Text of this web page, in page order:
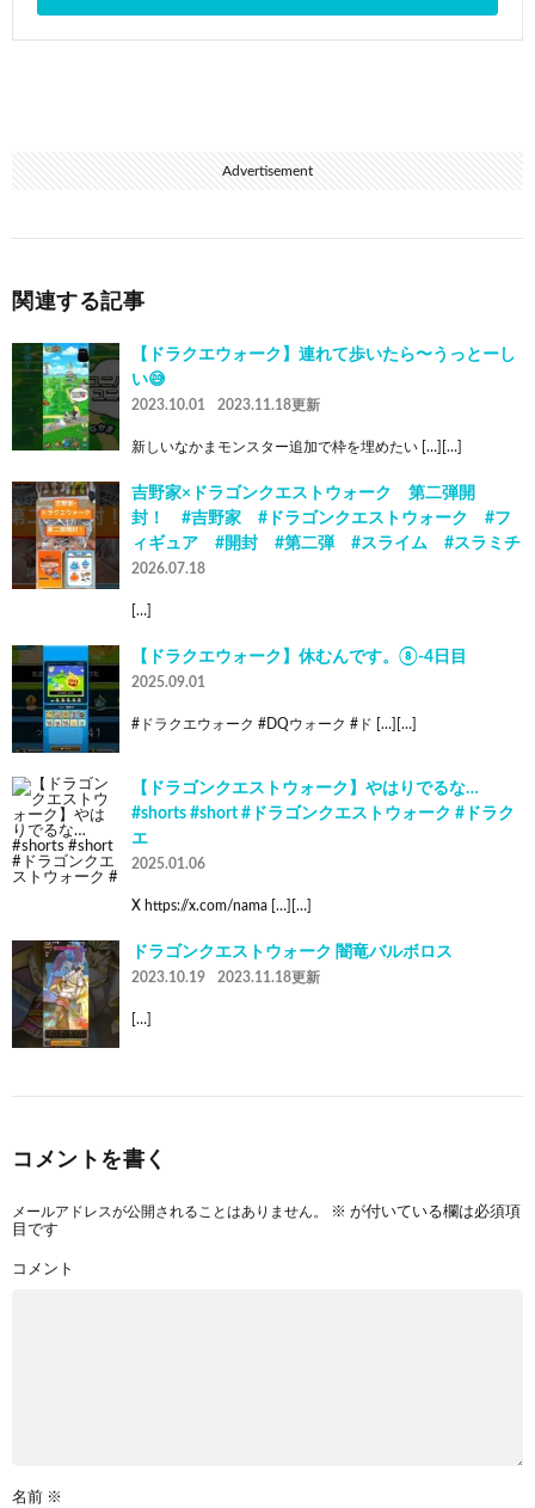
Advertisement
関連する記事
【ドラクエウォーク】連れて歩いたら〜うっとーし
い😅
2023.10.01 2023.11.18更新
新しいなかまモンスター追加で枠を埋めたい […][…]
吉野家×ドラゴンクエストウォーク 第二弾開
封！ #吉野家 #ドラゴンクエストウォーク #フ
ィギュア #開封 #第二弾 #スライム #スラミチ
2026.07.18
[…]
【ドラクエウォーク】休むんです。⑧-4日目
2025.09.01
#ドラクエウォーク #DQウォーク #ド […][…]
【ドラゴンクエストウォーク】やはりでるな…
#shorts #short #ドラゴンクエストウォーク #ドラク
エ
2025.01.06
X https://x.com/nama […][…]
ドラゴンクエストウォーク 闇竜バルボロス
2023.10.19 2023.11.18更新
[…]
コメントを書く
メールアドレスが公開されることはありません。 ※ が付いている欄は必須項
目です
コメント
名前 ※